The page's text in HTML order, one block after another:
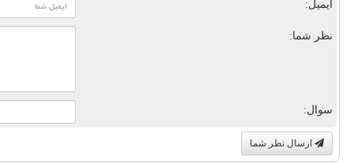
ایمیل:
نظر شما:
سوال:
ارسال نظر شما